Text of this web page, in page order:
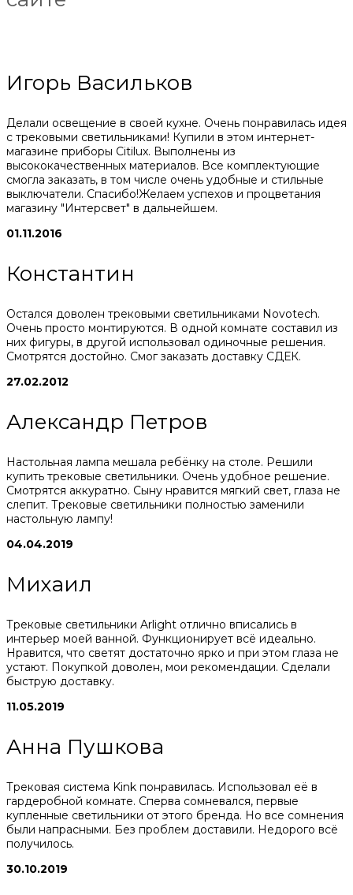
Игорь Васильков
Делали освещение в своей кухне. Очень понравилась идея
с трековыми светильниками! Купили в этом интернет-
магазине приборы Citilux. Выполнены из
высококачественных материалов. Все комплектующие
смогла заказать, в том числе очень удобные и стильные
выключатели. Спасибо!Желаем успехов и процветания
магазину "Интерсвет" в дальнейшем.
01.11.2016
Константин
Остался доволен трековыми светильниками Novotech.
Очень просто монтируются. В одной комнате составил из
них фигуры, в другой использовал одиночные решения.
Смотрятся достойно. Смог заказать доставку СДЕК.
27.02.2012
Александр Петров
Настольная лампа мешала ребёнку на столе. Решили
купить трековые светильники. Очень удобное решение.
Смотрятся аккуратно. Сыну нравится мягкий свет, глаза не
слепит. Трековые светильники полностью заменили
настольную лампу!
04.04.2019
Михаил
Трековые светильники Arlight отлично вписались в
интерьер моей ванной. Функционирует всё идеально.
Нравится, что светят достаточно ярко и при этом глаза не
устают. Покупкой доволен, мои рекомендации. Сделали
быструю доставку.
11.05.2019
Анна Пушкова
Трековая система Kink понравилась. Использовал её в
гардеробной комнате. Сперва сомневался, первые
купленные светильники от этого бренда. Но все сомнения
были напрасными. Без проблем доставили. Недорого всё
получилось.
30.10.2019